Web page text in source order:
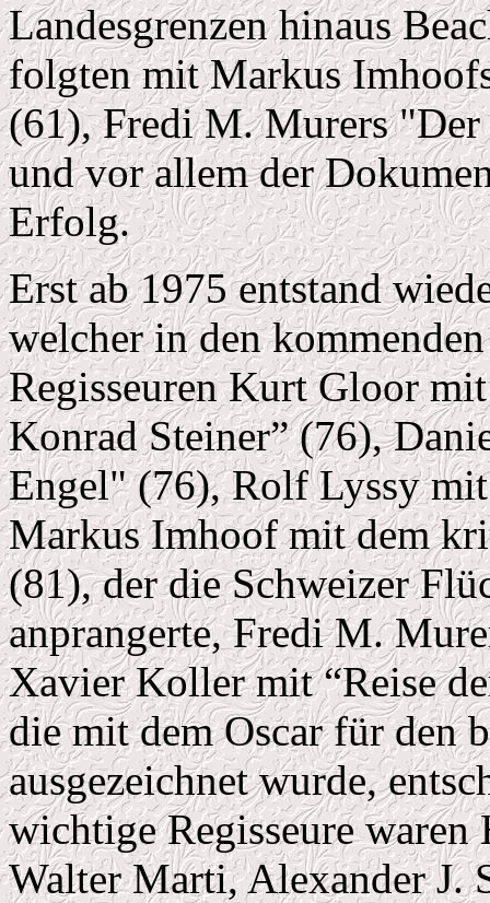
Landesgrenzen hinaus
folgten mit Markus
(61), Fredi M. Murers
und vor allem der
Erfolg.
Erst ab 1975 entstand
welcher in den
Regisseuren Kurt Gloor
Konrad Steiner” (76),
Engel" (76), Rolf Lyssy
Markus Imhoof mit dem
(81), der die Schweizer
anprangerte, Fredi M.
Xavier Koller mit “Reise
die mit dem Oscar für den
ausgezeichnet wurde,
wichtige Regisseure
Walter Marti, Alexander J.